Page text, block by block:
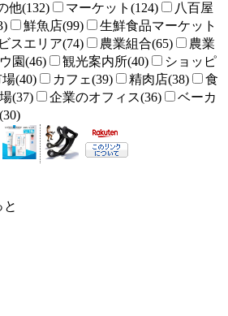
他(132) マーケット(124)
八百屋
鮮魚店(99)
生鮮食品マーケット
スエリア(74) 農業組合(65)
農業
園(46) 観光案内所(40)
ショッピ
(40) カフェ(39) 精肉店(38)
食
(37) 企業のオフィス(36)
ベーカ